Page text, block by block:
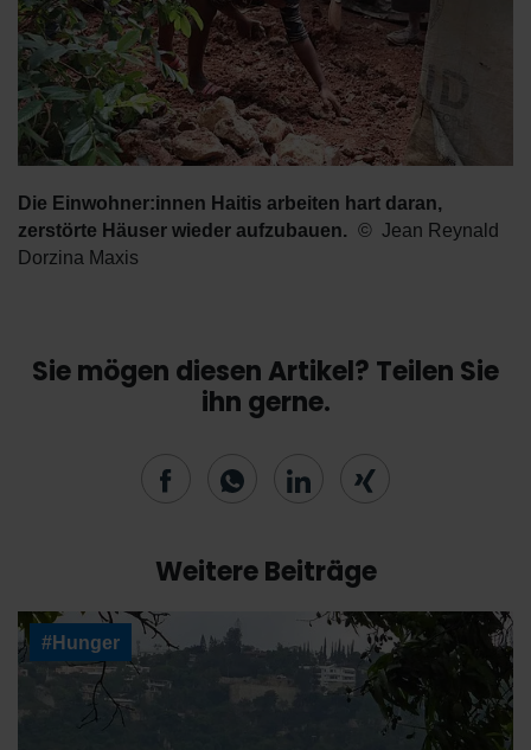
Die Einwohner:innen Haitis arbeiten hart daran,
zerstörte Häuser wieder aufzubauen.
Jean Reynald
Dorzina Maxis
Sie mögen diesen Artikel? Teilen Sie
ihn gerne.
Weitere Beiträge
#Hunger